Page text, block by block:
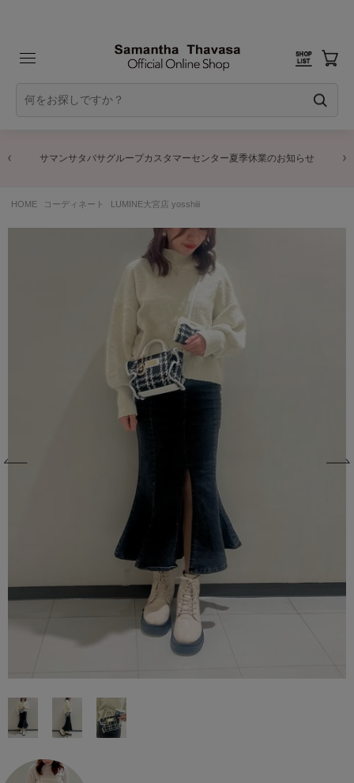
サマンサタバサグループカスタマーセンター夏季休業のお知らせ
HOME コーディネート LUMINE大宮店 yosshiii